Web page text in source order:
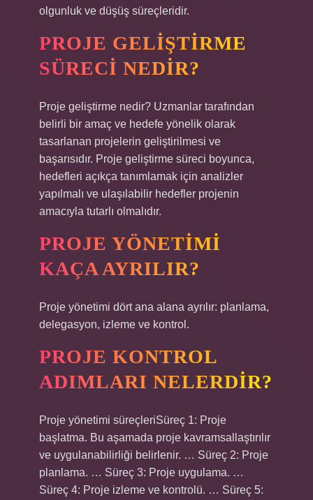
olgunluk ve düşüş süreçleridir.
PROJE GELIŞTIRME
SÜRECI NEDIR?
Proje geliştirme nedir? Uzmanlar tarafından
belirli bir amaç ve hedefe yönelik olarak
tasarlanan projelerin geliştirilmesi ve
başarısıdır. Proje geliştirme süreci boyunca,
hedefleri açıkça tanımlamak için analizler
yapılmalı ve ulaşılabilir hedefler projenin
amacıyla tutarlı olmalıdır.
PROJE YÖNETIMI
KAÇA AYRILIR?
Proje yönetimi dört ana alana ayrılır: planlama,
delegasyon, izleme ve kontrol.
PROJE KONTROL
ADIMLARI NELERDIR?
Proje yönetimi süreçleriSüreç 1: Proje
başlatma. Bu aşamada proje kavramsallaştırılır
ve uygulanabilirliği belirlenir. … Süreç 2: Proje
planlama. … Süreç 3: Proje uygulama. …
Süreç 4: Proje izleme ve kontrolü. … Süreç 5: